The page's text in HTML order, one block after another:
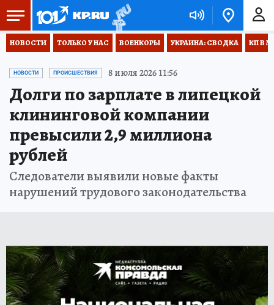
НОВОСТИ ТОЛЬКО У НАС ВОЕНКОРЫ УКРАИНА: СВОДКА КП В
НОВОСТИ ПРОИСШЕСТВИЯ 8 июля 2026 11:56
Долги по зарплате в липецкой
клининговой компании
превысили 2,9 миллиона
рублей
Следователи выявили новые факты
нарушений трудового законодательства